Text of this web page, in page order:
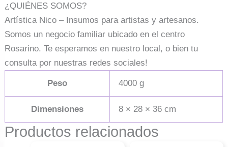
¿QUIÉNES SOMOS?
Artística Nico – Insumos para artistas y artesanos.
Somos un negocio familiar ubicado en el centro
Rosarino. Te esperamos en nuestro local, o bien tu
consulta por nuestras redes sociales!
Peso 4000 g
Dimensiones 8 × 28 × 36 cm
Productos relacionados